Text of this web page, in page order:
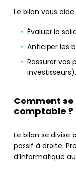
Le bilan vous aide
Évaluer la
Anticiper les
Rassurer vos
investisseurs).
Comment
comptable ?
Le bilan se divise
passif à droite.
d’informatique